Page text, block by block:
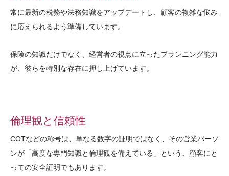
常に最新の税務や法務知識をアップデートし、顧客の複雑な悩み
に応えられるよう準備しています。
保険の知識だけでなく、経営者の視点に立ったプランニング能力
が、彼らを特別な存在に押し上げています。
倫理観と信頼性
COTなどの称号は、単なる数字の証明ではなく、その営業パーソ
ンが「高度な専門知識と倫理観を備えている」という、顧客にと
っての安全証明でもあります。